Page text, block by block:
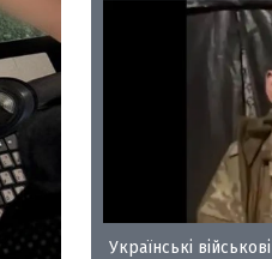
35
Українські